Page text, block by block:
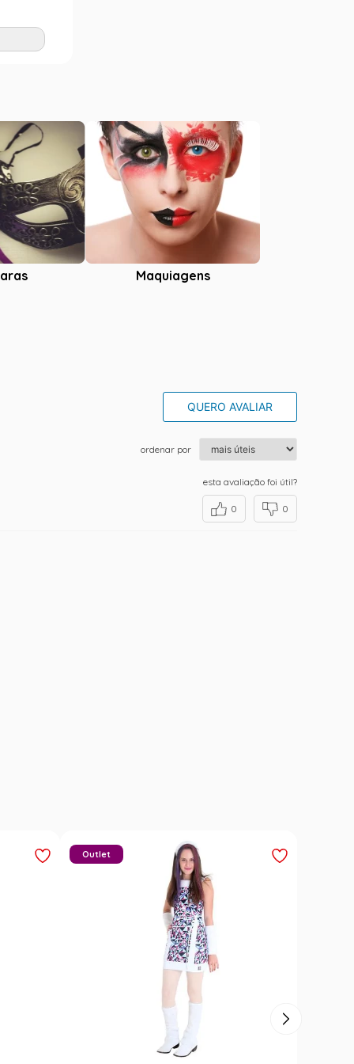
Maquiagens
QUERO AVALIAR
ordenar por
esta avaliação foi útil?
0 0
Saia Festa Junina Infantil Branca
Noivinha com Fitas Coloridas